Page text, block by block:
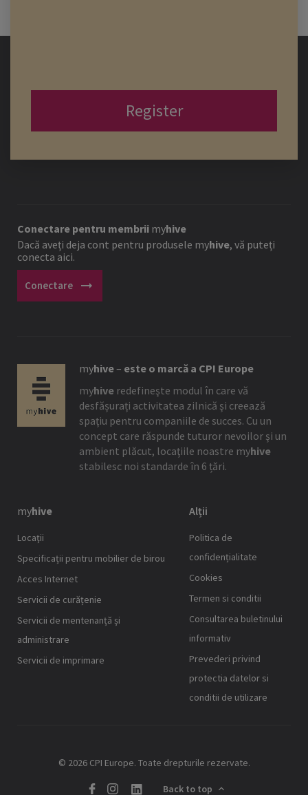
Register
Conectare pentru membrii myhive
Dacă aveți deja cont pentru produsele myhive, vă puteți
conecta aici.
Conectare arrow_right_alt
myhive– este o marcă a CPI Europe
myhive redefineşte modul în care vă
desfășurați activitatea zilnică şi creează
spaţiu pentru companiile de succes. Cu un
concept care răspunde tuturor nevoilor şi un
ambient plăcut, locaţiile noastre myhive
stabilesc noi standarde în 6 țări.
myhive
Locaţii
Specificații pentru mobilier de birou
Acces Internet
Servicii de curățenie
Servicii de mentenanță și
administrare
Servicii de imprimare
Alții
Politica de
confidențialitate
Cookies
Termen si conditii
Consultarea buletinului
informativ
Prevederi privind
protectia datelor si
conditii de utilizare
© 2026 CPI Europe. Toate drepturile rezervate.
Back to top